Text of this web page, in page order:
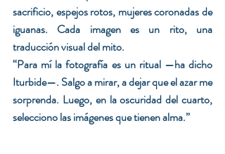
sacrificio, espejos rotos, mujeres coronadas de
iguanas. Cada imagen es un rito, una
traducción visual del mito.
“Para mí la fotografía es un ritual —ha dicho
Iturbide—. Salgo a mirar, a dejar que el azar me
sorprenda. Luego, en la oscuridad del cuarto,
selecciono las imágenes que tienen alma.”